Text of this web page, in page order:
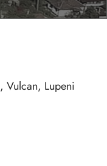
Vulcan, Lupeni